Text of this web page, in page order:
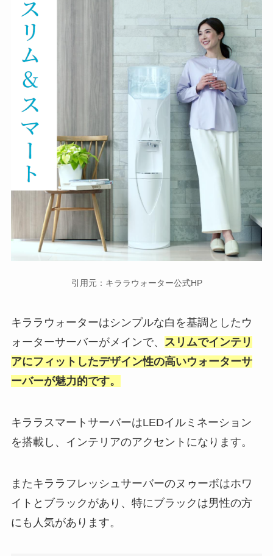
引用元：キララウォーター公式HP
キララウォーターはシンプルな白を基調としたウ
ォーターサーバーがメインで、
スリムでインテリ
アにフィットしたデザイン性の高いウォーターサ
ーバーが魅力的です。
キララスマートサーバーはLEDイルミネーション
を搭載し、インテリアのアクセントになります。
またキララフレッシュサーバーのヌゥーボはホワ
イトとブラックがあり、特にブラックは男性の方
にも人気があります。